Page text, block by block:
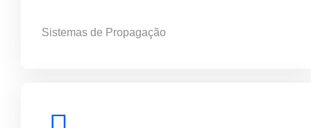
Sistemas de Propagação